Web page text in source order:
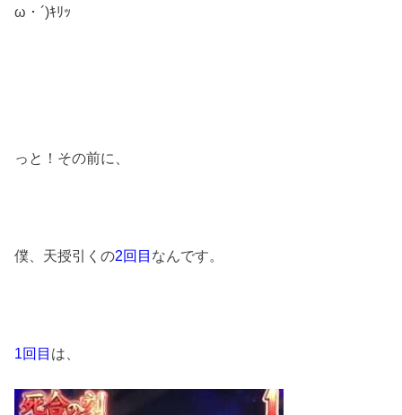
ω・´)ｷﾘｯ
っと！その前に、
僕、天授引くの2回目 なんです。
1回目 は、